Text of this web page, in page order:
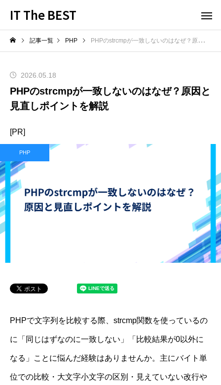
IT The BEST
記事一覧 PHP PHPのstrcmpが一致しないのはなぜ？原因と見直しポイントを解説
2026.05.18
PHPのstrcmpが一致しないのはなぜ？原因と
見直しポイントを解説
[PR]
PHP
PHPで文字列を比較する際、strcmp関数を使っているの
に「同じはずなのに一致しない」「比較結果が0以外に
なる」ことに悩んだ経験はありませんか。主にバイト単
位での比較・大文字小文字の区別・見えていない改行や